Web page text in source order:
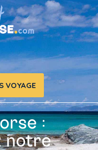
VOYAGE
:
notre